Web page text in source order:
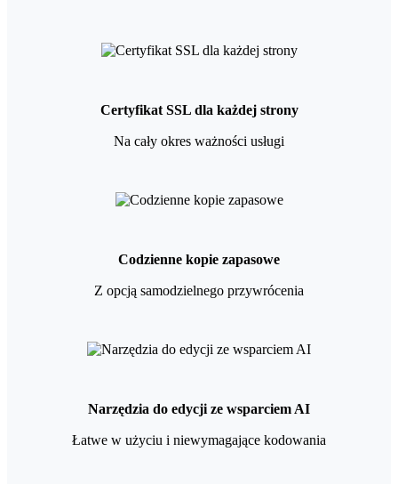
Certyfikat SSL dla każdej strony
Na cały okres ważności usługi
Codzienne kopie zapasowe
Z opcją samodzielnego przywrócenia
Narzędzia do edycji ze wsparciem AI
Łatwe w użyciu i niewymagające kodowania